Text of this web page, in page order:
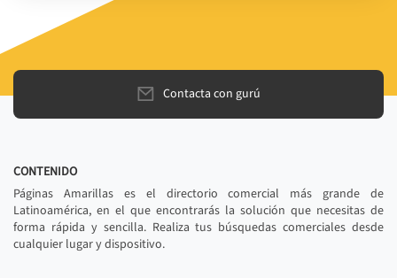
Contacta con gurú
CONTENIDO
Páginas Amarillas es el directorio comercial más grande de
Latinoamérica, en el que encontrarás la solución que necesitas de
forma rápida y sencilla. Realiza tus búsquedas comerciales desde
cualquier lugar y dispositivo.